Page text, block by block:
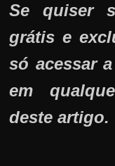
Se quiser
grátis e
só acessar
em
deste artigo.